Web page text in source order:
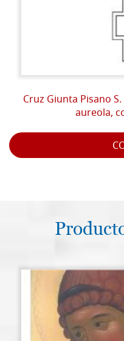
Cruz Giunta Pisano
aureola,